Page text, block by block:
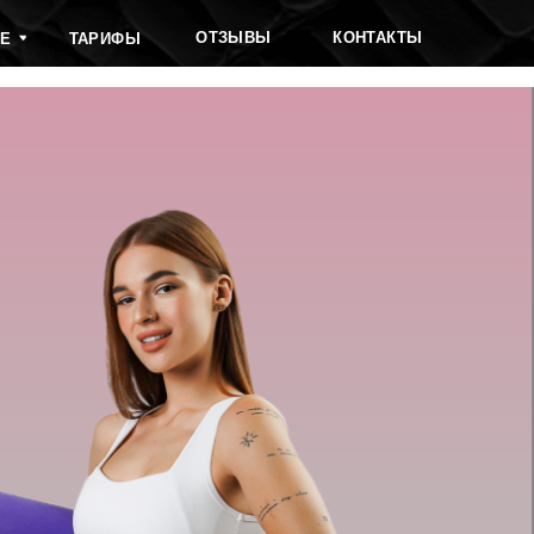
КОНТАКТЫ
ОТЗЫВЫ